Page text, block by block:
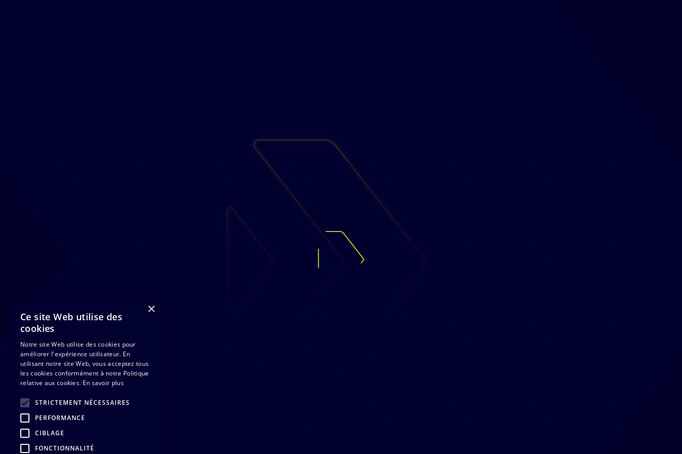
×
Ce site Web utilise des
cookies
Notre site Web utilise des cookies pour
améliorer l'expérience utilisateur. En
utilisant notre site Web, vous acceptez tous
les cookies conformément à notre Politique
relative aux cookies. En savoir plus
STRICTEMENT NÉCESSAIRES
PERFORMANCE
CIBLAGE
FONCTIONNALITÉ